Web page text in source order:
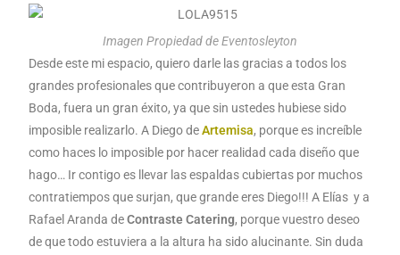
Imagen Propiedad de Eventosleyton
Desde este mi espacio, quiero darle las gracias a todos los
grandes profesionales que contribuyeron a que esta Gran
Boda, fuera un gran éxito, ya que sin ustedes hubiese sido
imposible realizarlo. A Diego deArtemisa, porque es increíble
como haces lo imposible por hacer realidad cada diseño que
hago… Ir contigo es llevar las espaldas cubiertas por muchos
contratiempos que surjan, que grande eres Diego!!! A Elías y a
Rafael Aranda deContraste Catering, porque vuestro deseo
de que todo estuviera a la altura ha sido alucinante. Sin duda